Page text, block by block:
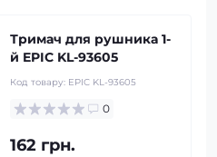
Тримач для рушника 1-
й EPIC KL-93605
Код товару: EPIC KL-93605
0
162 грн.